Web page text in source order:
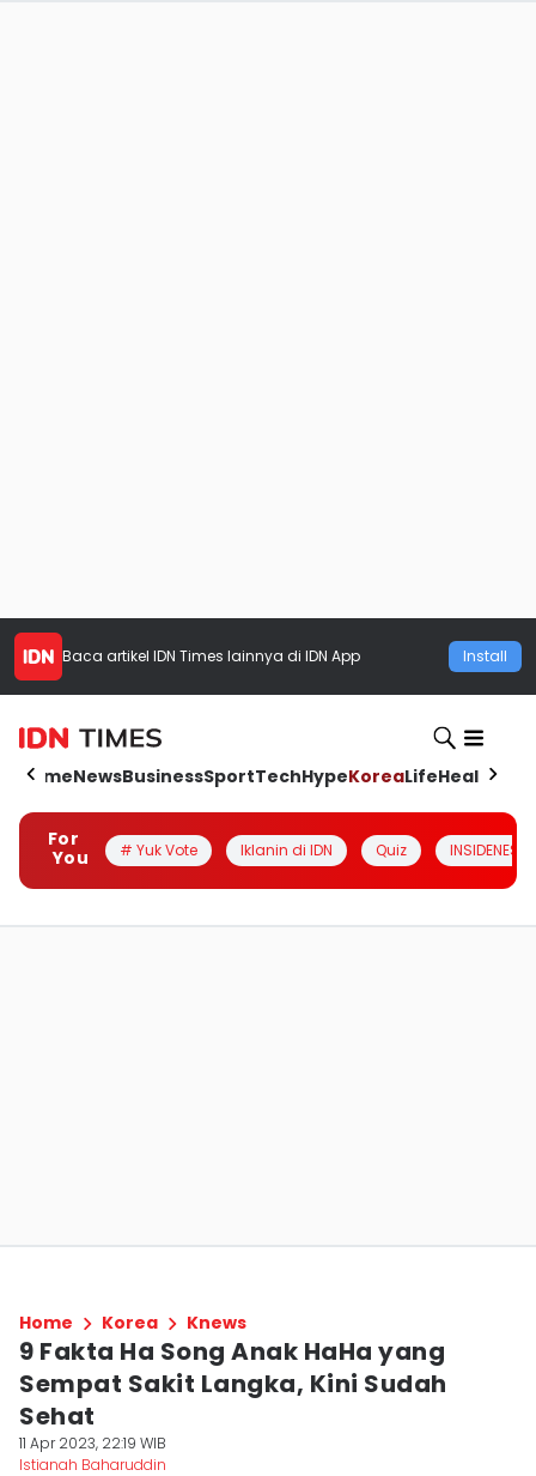
Baca artikel IDN Times lainnya di IDN App Install
HomeNewsBusinessSportTechHypeKoreaLifeHealth
For
You
# Yuk Vote Iklanin di IDN Quiz INSIDENESIA
Home Korea Knews
9 Fakta Ha Song Anak HaHa yang
Sempat Sakit Langka, Kini Sudah
Sehat
11 Apr 2023, 22:19 WIB
Istianah Baharuddin